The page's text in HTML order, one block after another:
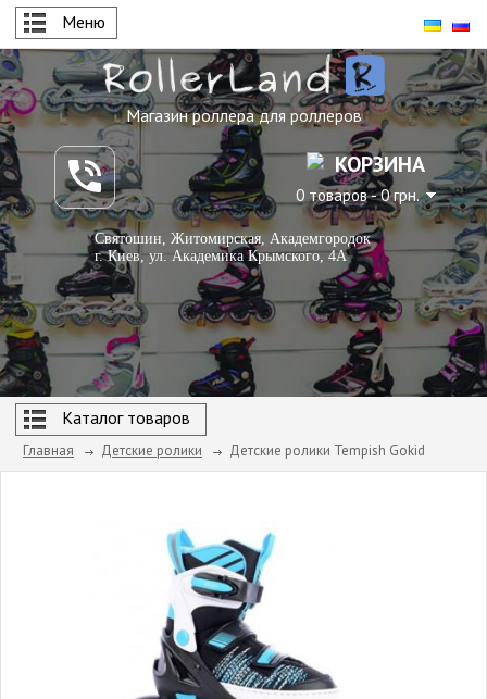
Меню
Магазин роллера для роллеров
КОРЗИНА
0 товаров - 0 грн.
Святошин, Житомирская, Академгородок
г. Киев, ул. Академика Крымского, 4А
Каталог товаров
Главная Детские ролики Детские ролики Tempish Gokid